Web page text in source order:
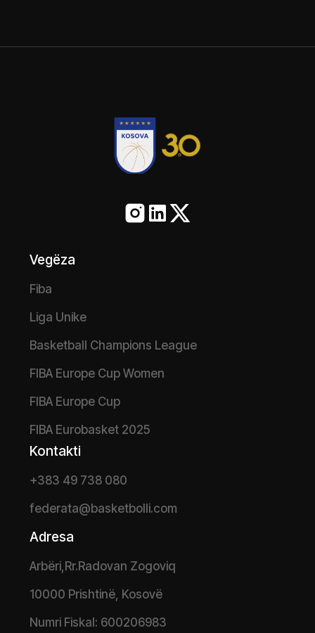
Vegëza
Fiba
Liga Unike
Basketball Champions League
FIBA Europe Cup Women
FIBA Europe Cup
FIBA Eurobasket 2025
Kontakti
+383 49 738 080
federata@basketbolli.com
Adresa
Arbëri,Rr.Radovan Zogoviq
10000 Prishtinë, Kosovë
Numri Fiskal: 600206983